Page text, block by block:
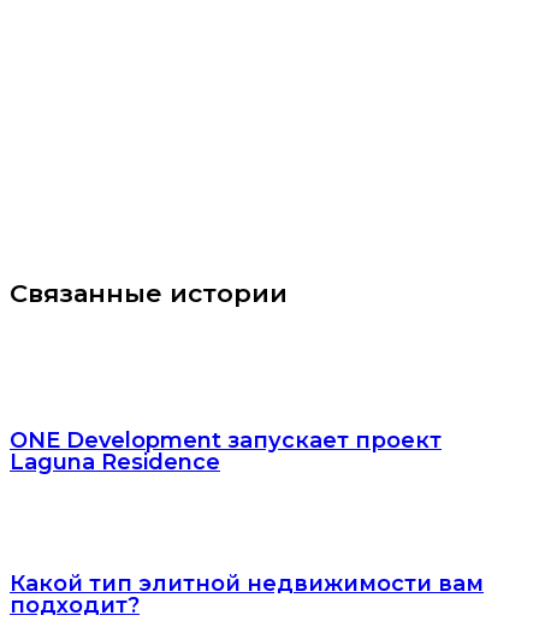
Связанные истории
ONE Development запускает проект
Laguna Residence
Какой тип элитной недвижимости вам
подходит?